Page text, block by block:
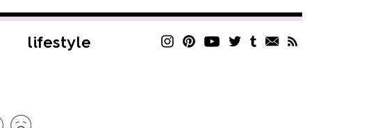
lifestyle